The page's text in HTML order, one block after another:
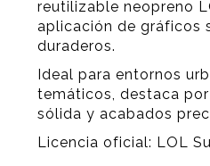
reutilizable neopreno
aplicación de gráficos
duraderos.
Ideal para entornos
temáticos, destaca
sólida y acabados
Licencia oficial: LOL